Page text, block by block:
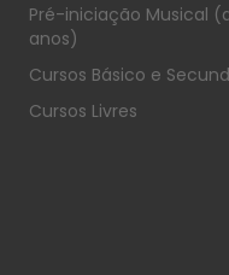
Pré-iniciação Musical
anos)
Cursos Básico e
Cursos Livres